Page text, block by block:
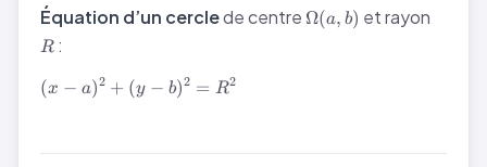
\overrightarrow{MB}
= 0
Équation d’un cerclede centre \Omega(a,
b)
Ω(a, b) et rayon
R :
(x -
a)^2
(x − a)2 + (y − b)2 = R2